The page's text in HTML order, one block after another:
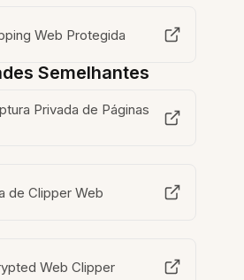
Web Protegida
Semelhantes
Privada de Páginas
de Clipper Web
Web Clipper